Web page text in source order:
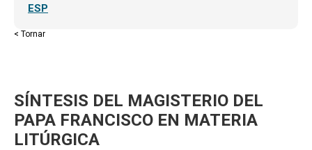
ESP
< Tornar
SÍNTESIS DEL MAGISTERIO DEL
PAPA FRANCISCO EN MATERIA
LITÚRGICA